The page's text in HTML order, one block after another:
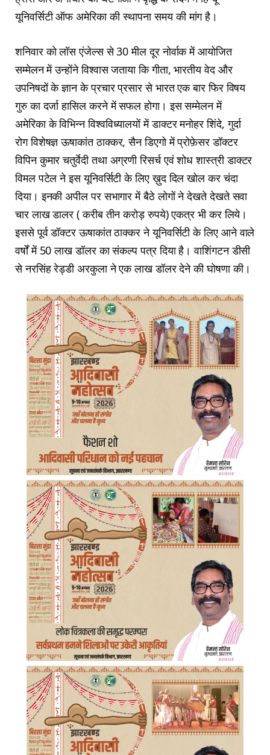
यूनिवर्सिटी ऑफ अमेरिका की स्थापना समय की मांग है।
शनिवार को लॉस एंजेल्स से 30 मील दूर नोर्वाक में आयोजित
सम्मेलन में उन्होंने विश्वास जताया कि गीता, भारतीय वेद और
उपनिषदों के ज्ञान के प्रचार प्रसार से भारत एक बार फिर विषय
गुरु का दर्जा हासिल करने में सफल होगा। इस सम्मेलन में
अमेरिका के विभिन्न विश्वविध्यालयों में डाक्टर मनोहर शिंदे, गुर्दा
रोग विशेषज्ञ ऊषाकांत ठाक्कर, सैन डिएगो में प्रोफ़ेसर डॉक्टर
विपिन कुमार चतुर्वेदी तथा अग्रणी रिसर्च एवं शोध शास्त्री डाक्टर
विमल पटेल ने इस यूनिवर्सिटी के लिए ख़ुद दिल खोल कर चंदा
दिया। इनकी अपील पर सभागार में बैठे लोगों ने देखते देखते सवा
चार लाख डालर ( करीब तीन करोड़ रुपये) एकत्र भी कर लिये।
इससे पूर्व डॉक्टर ऊषाकांत ठाक्कर ने यूनिवर्सिटी के लिए आने वाले
वर्षों में 50 लाख डॉलर का संकल्प पत्र दिया है। वाशिंगटन डीसी
से नरसिंह रेड्डी अरकुला ने एक लाख डॉलर देने की घोषणा की।